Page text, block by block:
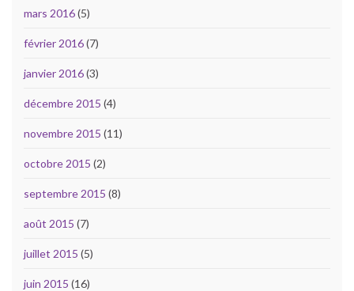
mars 2016(5)
février 2016(7)
janvier 2016(3)
décembre 2015 (4)
novembre 2015 (11)
octobre 2015 (2)
septembre 2015 (8)
août 2015 (7)
juillet 2015 (5)
juin 2015 (16)